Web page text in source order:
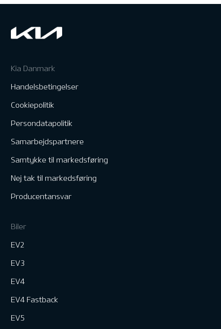
Kia Danmark
Handelsbetingelser
Cookiepolitik
Persondatapolitik
Samarbejdspartnere
Samtykke til markedsføring
Nej tak til markedsføring
Producentansvar
Biler
EV2
EV3
EV4
EV4 Fastback
EV5